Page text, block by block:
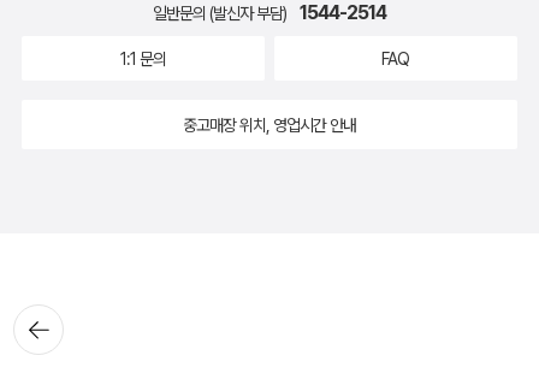
뒤로가
기
일반문의 (발신자 부담) 1544-2514
1:1 문의 FAQ
중고매장 위치, 영업시간 안내